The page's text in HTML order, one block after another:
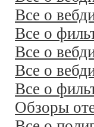
Все о
Все о
Все о
Все о
Все о
Обзоры